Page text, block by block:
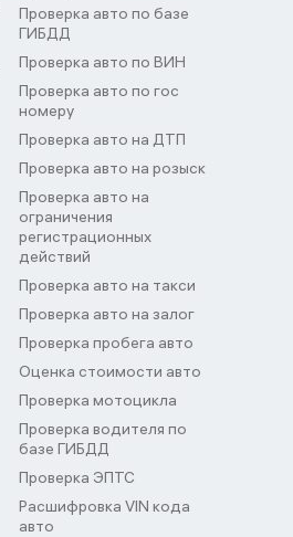
Проверка авто по базе
ГИБДД
Проверка авто по ВИН
Проверка авто по гос
номеру
Проверка авто на ДТП
Проверка авто на розыск
Проверка авто на
ограничения
регистрационных
действий
Проверка авто на такси
Проверка авто на залог
Проверка пробега авто
Оценка стоимости авто
Проверка мотоцикла
Проверка водителя по
базе ГИБДД
Проверка ЭПТС
Расшифровка VIN кода
авто